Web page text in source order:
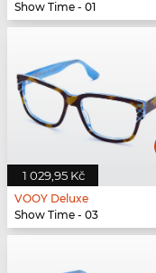
Show Time - 01
1 029,95 Kč
VOOY Deluxe
Show Time - 03